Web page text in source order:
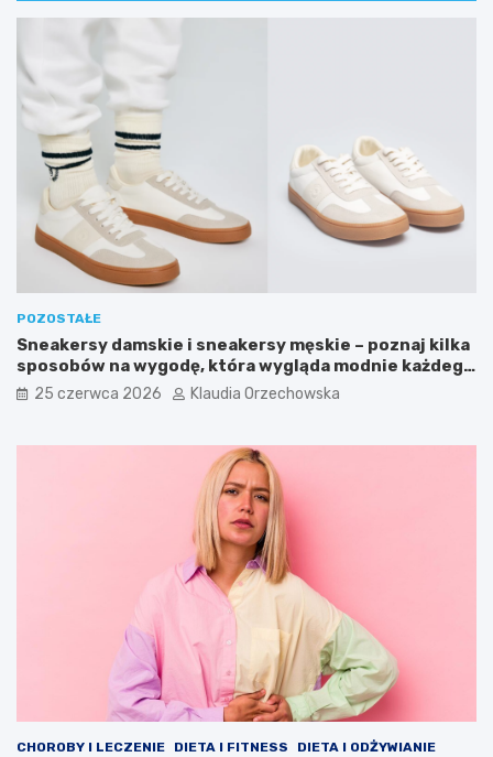
POZOSTAŁE
Sneakersy damskie i sneakersy męskie – poznaj kilka
sposobów na wygodę, która wygląda modnie każdego
dnia25 czerwca 2026 Klaudia Orzechowska
CHOROBY I LECZENIE DIETA I FITNESS
DIETA I ODŻYWIANIE